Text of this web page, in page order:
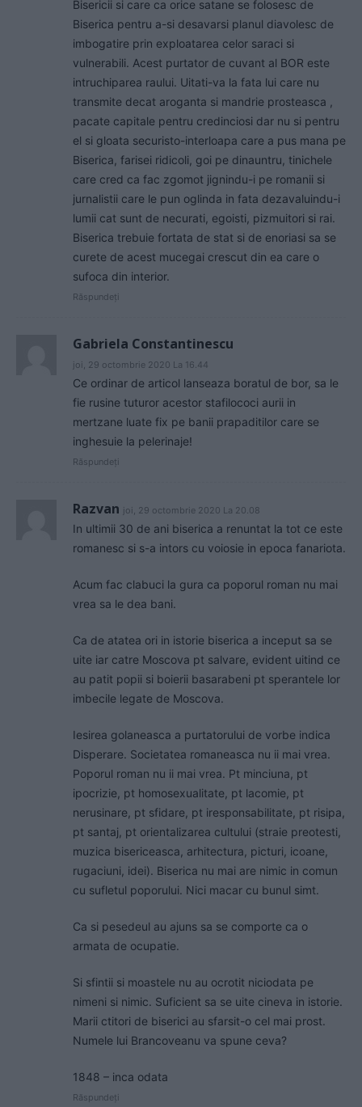
Bisericii si care ca orice satane se folosesc de
Biserica pentru a-si desavarsi planul diavolesc de
imbogatire prin exploatarea celor saraci si
vulnerabili. Acest purtator de cuvant al BOR este
intruchiparea raului. Uitati-va la fata lui care nu
transmite decat aroganta si mandrie prosteasca ,
pacate capitale pentru credinciosi dar nu si pentru
el si gloata securisto-interloapa care a pus mana pe
Biserica, farisei ridicoli, goi pe dinauntru, tinichele
care cred ca fac zgomot jignindu-i pe romanii si
jurnalistii care le pun oglinda in fata dezavaluindu-i
lumii cat sunt de necurati, egoisti, pizmuitori si rai.
Biserica trebuie fortata de stat si de enoriasi sa se
curete de acest mucegai crescut din ea care o
sufoca din interior.
Răspundeți
Gabriela Constantinescu
joi, 29 octombrie 2020 La 16.44
Ce ordinar de articol lanseaza boratul de bor, sa le
fie rusine tuturor acestor stafilococi aurii in
mertzane luate fix pe banii prapaditilor care se
inghesuie la pelerinaje!
Răspundeți
Razvan joi, 29 octombrie 2020 La 20.08
In ultimii 30 de ani biserica a renuntat la tot ce este
romanesc si s-a intors cu voiosie in epoca fanariota.
Acum fac clabuci la gura ca poporul roman nu mai
vrea sa le dea bani.
Ca de atatea ori in istorie biserica a inceput sa se
uite iar catre Moscova pt salvare, evident uitind ce
au patit popii si boierii basarabeni pt sperantele lor
imbecile legate de Moscova.
Iesirea golaneasca a purtatorului de vorbe indica
Disperare. Societatea romaneasca nu ii mai vrea.
Poporul roman nu ii mai vrea. Pt minciuna, pt
ipocrizie, pt homosexualitate, pt lacomie, pt
nerusinare, pt sfidare, pt iresponsabilitate, pt risipa,
pt santaj, pt orientalizarea cultului (straie preotesti,
muzica bisericeasca, arhitectura, picturi, icoane,
rugaciuni, idei). Biserica nu mai are nimic in comun
cu sufletul poporului. Nici macar cu bunul simt.
Ca si pesedeul au ajuns sa se comporte ca o
armata de ocupatie.
Si sfintii si moastele nu au ocrotit niciodata pe
nimeni si nimic. Suficient sa se uite cineva in istorie.
Marii ctitori de biserici au sfarsit-o cel mai prost.
Numele lui Brancoveanu va spune ceva?
1848 – inca odata
Răspundeți